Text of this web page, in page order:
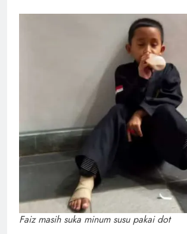
Faiz masih suka minum susu pakai dot